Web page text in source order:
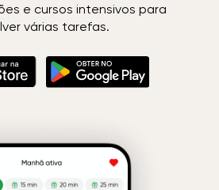
e cursos intensivos para
várias tarefas.